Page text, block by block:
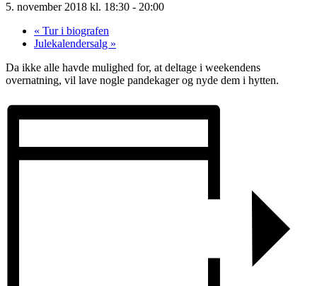
5. november 2018 kl. 18:30 - 20:00
« Tur i biografen
Julekalendersalg »
Da ikke alle havde mulighed for, at deltage i weekendens
overnatning, vil lave nogle pandekager og nyde dem i hytten.